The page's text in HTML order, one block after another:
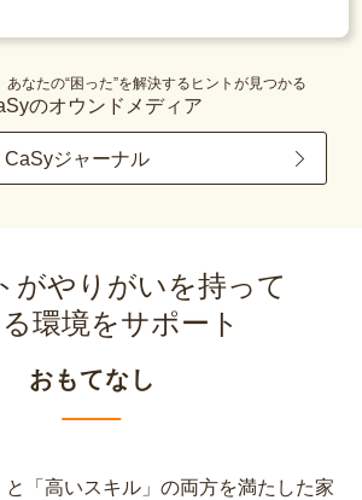
なたの“困った”を解決するヒントが見つかる
のオウンドメディア
CaSyジャーナル
がやりがいを持って
環境をサポート
おもてなし
と「高いスキル」の両方を満たした家